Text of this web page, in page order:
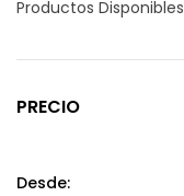
Productos Disponibles
PRECIO
Desde: